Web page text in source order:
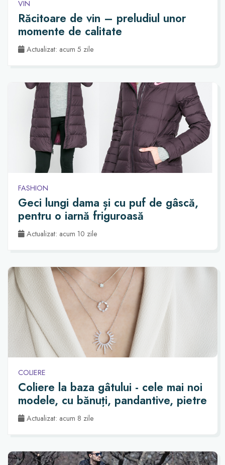
VIN
Răcitoare de vin – preludiul unor
momente de calitate
Actualizat: acum 5 zile
FASHION
Geci lungi dama și cu puf de gâscă,
pentru o iarnă friguroasă
Actualizat: acum 10 zile
COLIERE
Coliere la baza gâtului - cele mai noi
modele, cu bănuți, pandantive, pietre
Actualizat: acum 8 zile